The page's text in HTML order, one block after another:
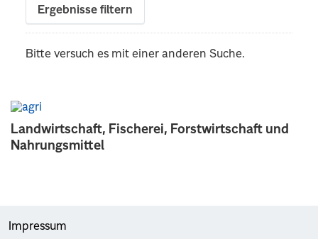
Landwirtschaft, Fischerei, Forstwirtschaft und
Nahrungsmittel
Ergebnisse filtern
Bitte versuch es mit einer anderen Suche.
Impressum